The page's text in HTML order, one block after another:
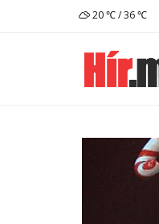
20 ℃ / 36 ℃